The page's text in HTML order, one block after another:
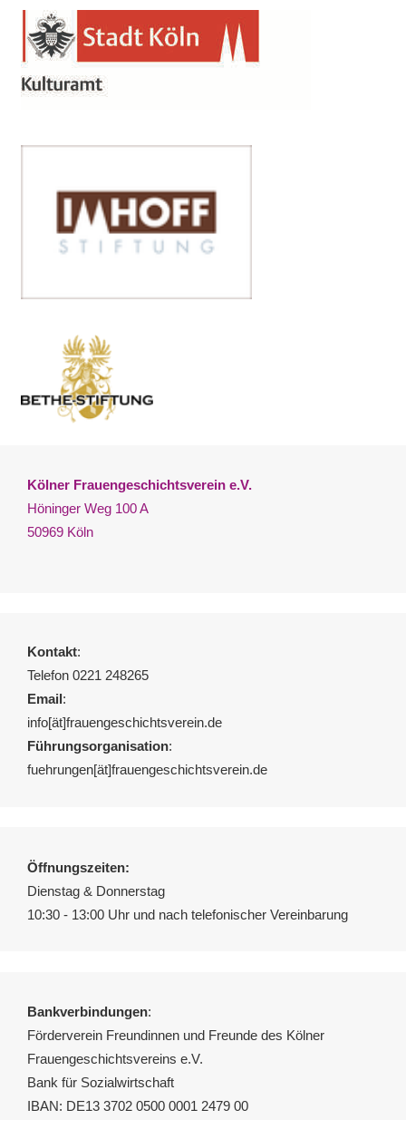
Kölner Frauengeschichtsverein e.V.
Höninger Weg 100 A
50969 Köln
Kontakt:
Telefon 0221 248265
Email:
info[ät]frauengeschichtsverein.de
Führungsorganisation:
fuehrungen[ät]frauengeschichtsverein.de
Öffnungszeiten:
Dienstag & Donnerstag
10:30 - 13:00 Uhr und nach telefonischer Vereinbarung
Bankverbindungen:
Förderverein Freundinnen und Freunde des Kölner
Frauengeschichtsvereins e.V.
Bank für Sozialwirtschaft
IBAN: DE13 3702 0500 0001 2479 00